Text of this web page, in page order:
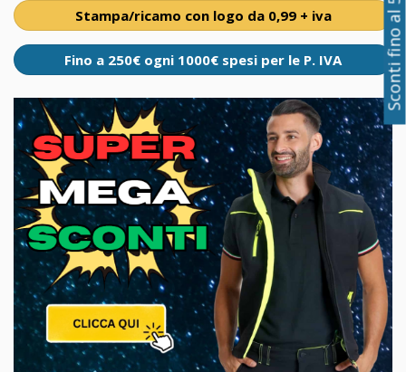
Stampa/ricamo con logo da 0,99 + iva
Fino a 250€ ogni 1000€ spesi per le P. IVA Sconti fino al 50%